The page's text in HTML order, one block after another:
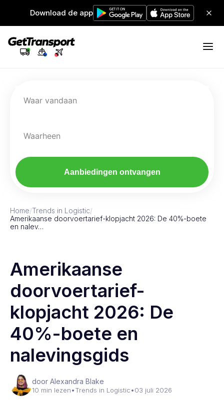
Download de app
Waar vandaan
Waarheen
Aanbiedingen ontvangen
Home/Trends in Logistic/
Amerikaanse doorvoertarief-klopjacht 2026: De 40%-boete
en nalev…
Amerikaanse
doorvoertarief-
klopjacht 2026: De
40%-boete en
nalevingsgids
door Alexandra Blake
10 min lezen•Trends in Logistic•03 juli 2026